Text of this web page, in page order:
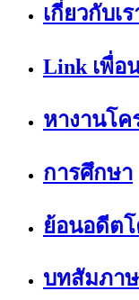
เกี่ยวกับเร
Link เพื่อ
หางานโค
การศึกษา
ย้อนอดีต
บทสัมภา